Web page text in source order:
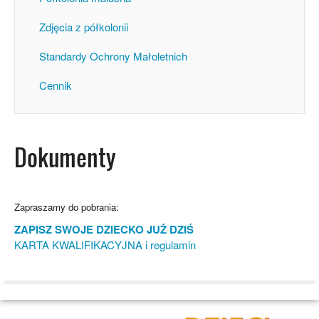
Zdjęcia z półkolonii
Standardy Ochrony Małoletnich
Cennik
Dokumenty
Zapraszamy do pobrania:
ZAPISZ SWOJE DZIECKO JUŻ DZIŚ
KARTA KWALIFIKACYJNA i regulamin